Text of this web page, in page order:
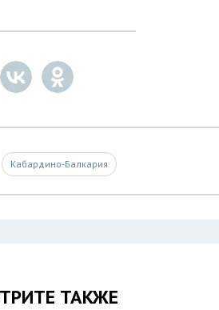
Кабардино-Балкария
ТАКЖЕ